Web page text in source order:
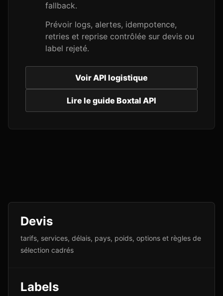
fallback.
Prévoir logs, alertes, idempotence,
retries et reprise contrôlée sur devis ou
label rejeté.
Voir API logistique
Lire le guide Boxtal API
Devis
tarifs, services, délais, pays, poids, options et règles de
sélection cadrés
Labels